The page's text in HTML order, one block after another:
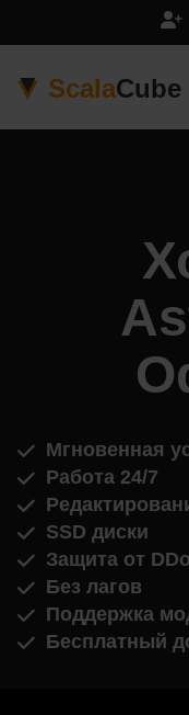
ScalaCube
Мгновенная
Работа 24/7
SSD диски
Защита от
Без лагов
Поддержка
Бесплатный